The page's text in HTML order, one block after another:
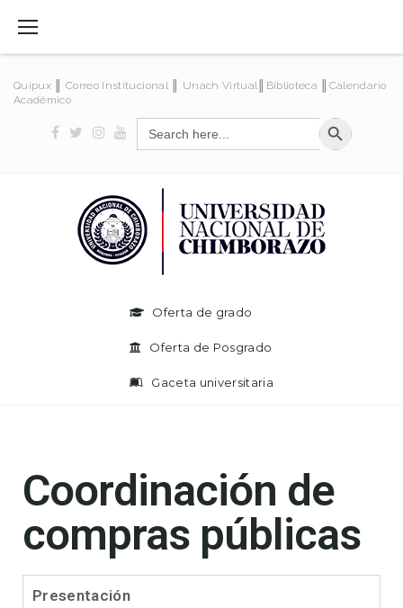
Quipux ║Correo Institucional║ Unach Virtual Biblioteca
Calendario
Académico
Search
for:
SEARCH
Oferta de grado
Oferta de Posgrado
Gaceta universitaria
Coordinación de
compras públicas
Presentación